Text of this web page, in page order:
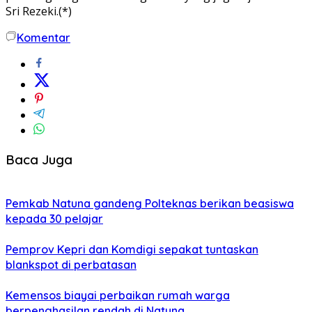
Sri Rezeki.(*)
Komentar
Baca Juga
Pemkab Natuna gandeng Polteknas berikan beasiswa
kepada 30 pelajar
Pemprov Kepri dan Komdigi sepakat tuntaskan
blankspot di perbatasan
Kemensos biayai perbaikan rumah warga